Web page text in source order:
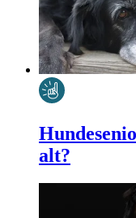
alt?